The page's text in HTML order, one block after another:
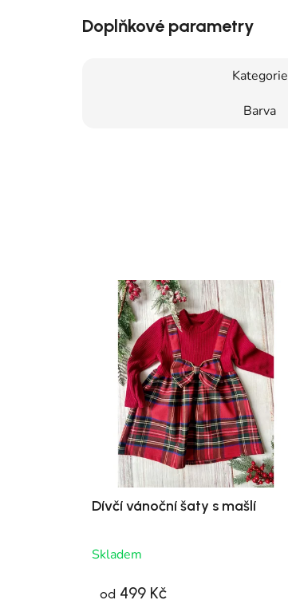
Doplňkové parametry
Kategorie
Barva
Dívčí vánoční šaty s mašlí
Skladem
od 499 Kč